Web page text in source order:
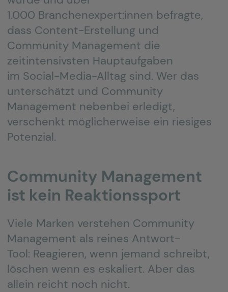
1.000 Branchenexpert:innen befragte,
dass Content-Erstellung und
Community Management die
zeitintensivsten Hauptaufgaben
im Social-Media-Alltag sind. Wer das
unterschätzt und Community
Management nebenbei erledigt,
verschenkt möglicherweise ein riesiges
Potenzial.
Community Management
ist kein Reaktionssport
Viele Marken verstehen Community
Management als reines Antwort-
Tool: Reagieren, wenn jemand schreibt,
löschen wenn es eskaliert. Aber das
allein reicht noch nicht.